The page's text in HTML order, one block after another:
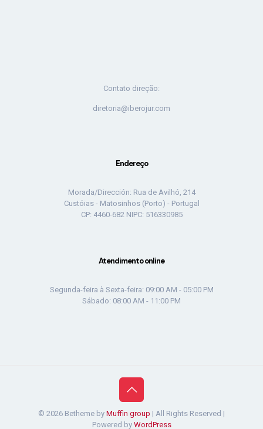
Contato direção:
diretoria@iberojur.com
Endereço
Morada/Dirección: Rua de Avilhó, 214
Custóias - Matosinhos (Porto) - Portugal
CP: 4460-682 NIPC: 516330985
Atendimento online
Segunda-feira à Sexta-feira: 09:00 AM - 05:00 PM
Sábado: 08:00 AM - 11:00 PM
© 2026 Betheme by Muffin group | All Rights Reserved |
Powered by WordPress